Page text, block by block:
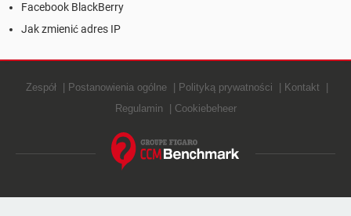
Facebook BlackBerry
Jak zmienić adres IP
Zespół Postanowienia ogólne Polityką prywatności
Kontakt
Regulamin
Cookiebeheer